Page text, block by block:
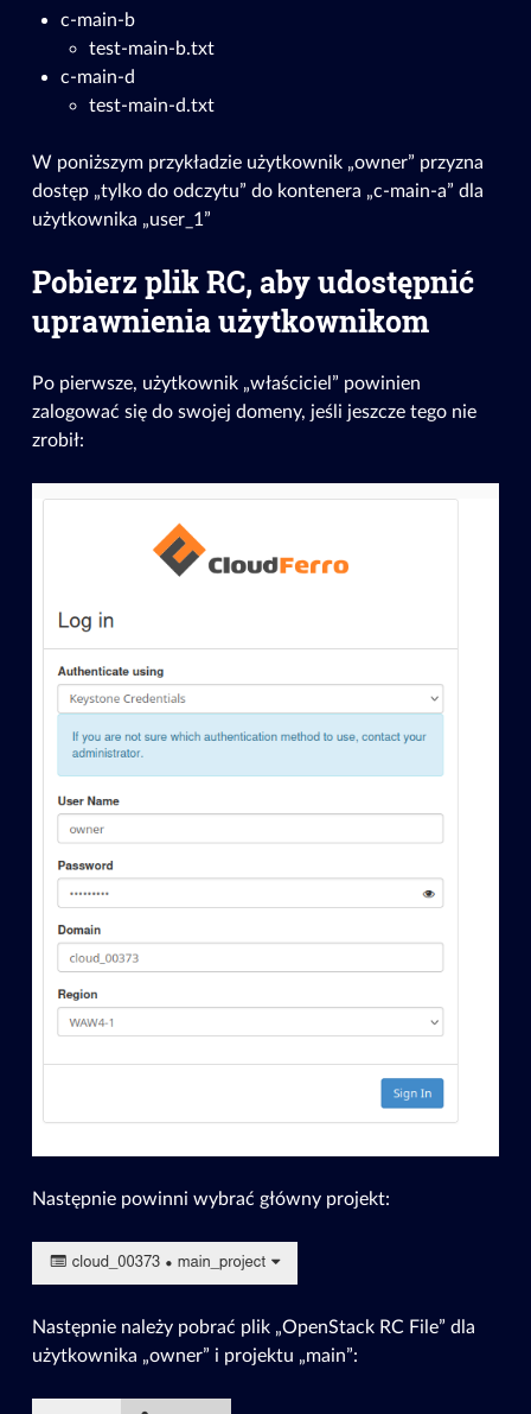
c-main-b
test-main-b.txt
c-main-d
test-main-d.txt
W poniższym przykładzie użytkownik „owner” przyzna
dostęp „tylko do odczytu” do kontenera „c-main-a” dla
użytkownika „user_1”
Pobierz plik RC, aby udostępnić
uprawnienia użytkownikom
Po pierwsze, użytkownik „właściciel” powinien
zalogować się do swojej domeny, jeśli jeszcze tego nie
zrobił:
Następnie powinni wybrać główny projekt:
Następnie należy pobrać plik „OpenStack RC File” dla
użytkownika „owner” i projektu „main”: